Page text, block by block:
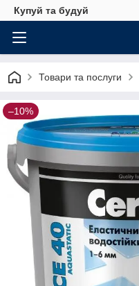
Купуй та будуй
Товари та послуги
–10%